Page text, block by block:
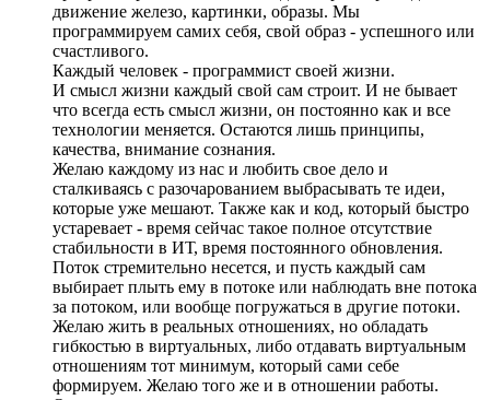
движение железо, картинки, образы. Мы
программируем самих себя, свой образ - успешного или
счастливого.
Каждый человек - программист своей жизни.
И смысл жизни каждый свой сам строит. И не бывает
что всегда есть смысл жизни, он постоянно как и все
технологии меняется. Остаются лишь принципы,
качества, внимание сознания.
Желаю каждому из нас и любить свое дело и
сталкиваясь с разочарованием выбрасывать те идеи,
которые уже мешают. Также как и код, который быстро
устаревает - время сейчас такое полное отсутствие
стабильности в ИТ, время постоянного обновления.
Поток стремительно несется, и пусть каждый сам
выбирает плыть ему в потоке или наблюдать вне потока
за потоком, или вообще погружаться в другие потоки.
Желаю жить в реальных отношениях, но обладать
гибкостью в виртуальных, либо отдавать виртуальным
отношениям тот минимум, который сами себе
формируем. Желаю того же и в отношении работы.